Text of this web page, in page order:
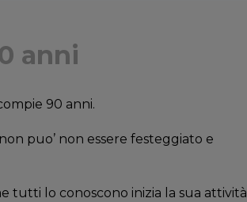
anni
90 anni.
puo’ non essere festeggiato e
tutti lo conoscono inizia la sua attività